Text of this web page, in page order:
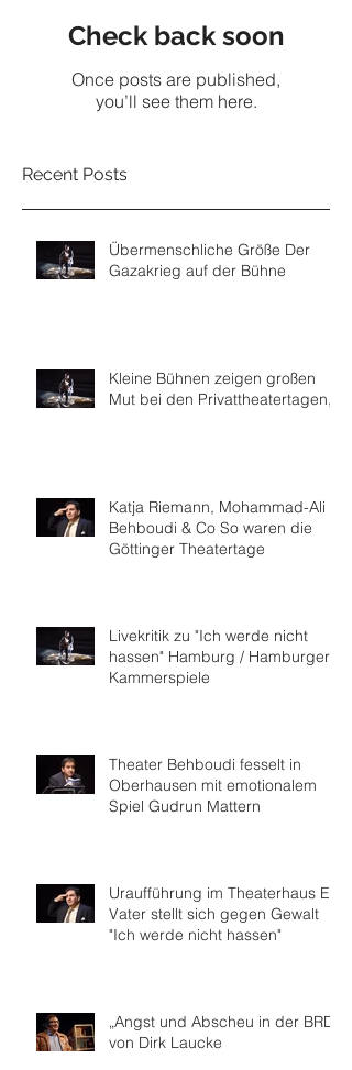
Check back soon
Once posts are published,
you’ll see them here.
Recent Posts
Übermenschliche Größe Der
Gazakrieg auf der Bühne
Kleine Bühnen zeigen großen
Mut bei den Privattheatertagen,
Katja Riemann, Mohammad-Ali
Behboudi & Co So waren die
Göttinger Theatertage
Livekritik zu "Ich werde nicht
hassen" Hamburg / Hamburger
Kammerspiele
Theater Behboudi fesselt in
Oberhausen mit emotionalem
Spiel Gudrun Mattern
Uraufführung im Theaterhaus Ein
Vater stellt sich gegen Gewalt
"Ich werde nicht hassen"
„Angst und Abscheu in der BRD“
von Dirk Laucke